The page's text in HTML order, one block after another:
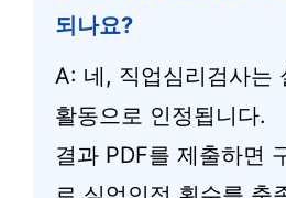
되나요?
A: 네, 직업심리검사는
활동으로 인정됩니다.
결과 PDF를 제출하면